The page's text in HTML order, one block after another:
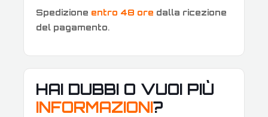
Spedizione entro 48 ore dalla ricezione
del pagamento.
HAI DUBBI O VUOI PIÙ
INFORMAZIONI?